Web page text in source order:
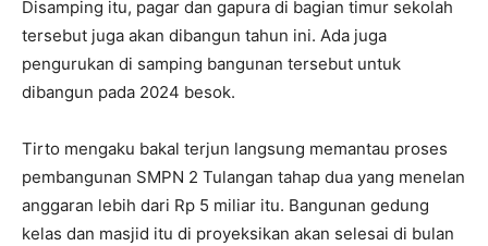
Disamping itu, pagar dan gapura di bagian timur sekolah
tersebut juga akan dibangun tahun ini. Ada juga
pengurukan di samping bangunan tersebut untuk
dibangun pada 2024 besok.
Tirto mengaku bakal terjun langsung memantau proses
pembangunan SMPN 2 Tulangan tahap dua yang menelan
anggaran lebih dari Rp 5 miliar itu. Bangunan gedung
kelas dan masjid itu di proyeksikan akan selesai di bulan